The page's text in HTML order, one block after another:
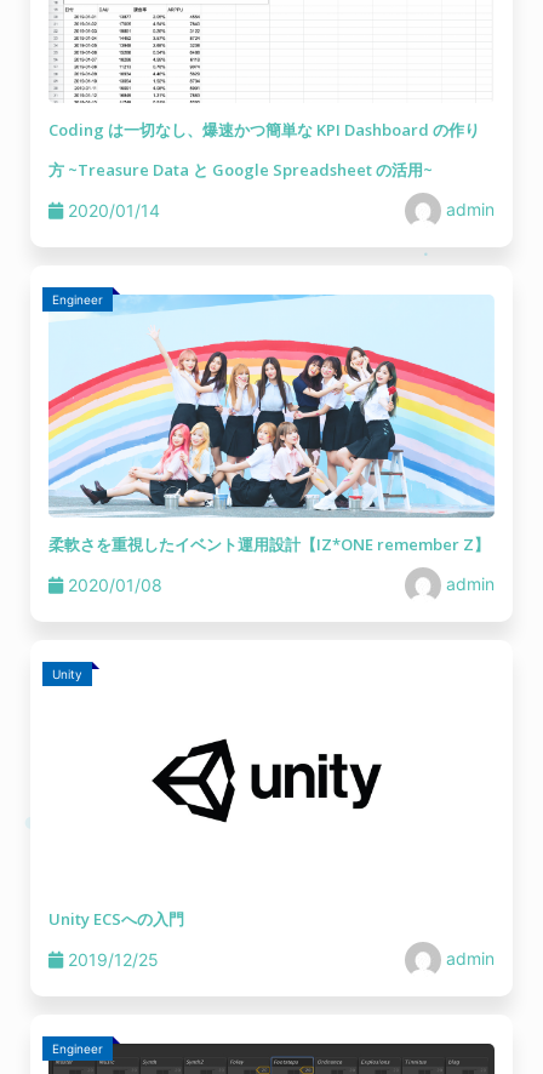
Coding は一切なし、爆速かつ簡単な KPI Dashboard の作り
方 ~Treasure Data と Google Spreadsheet の活用~
2020/01/14 admin
Engineer
柔軟さを重視したイベント運用設計【IZ*ONE remember Z】
2020/01/08 admin
Unity
Unity ECSへの入門
2019/12/25 admin
Engineer